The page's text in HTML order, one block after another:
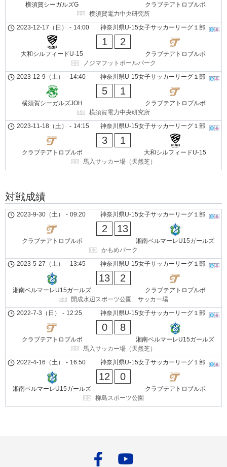
横須賀シーガルズG
クラブテアトロブルボ
横須賀電力中央研究所
神奈川県U-15女子サッカーリーグ１部
2023-12-17（日） - 14:00
大和シルフィードU-15
1 2
クラブテアトロブルボ
ノジマフットボールパーク
神奈川県U-15女子サッカーリーグ１部
2023-12-9（土） - 14:40
横須賀シーガルズJOH
5 1
クラブテアトロブルボ
横須賀電力中央研究所
神奈川県U-15女子サッカーリーグ１部
2023-11-18（土） - 14:15
クラブテアトロブルボ
3 1
大和シルフィードU-15
馬入サッカー場（天然芝）
対戦成績
神奈川県U-15女子サッカーリーグ１部
2023-9-30（土） - 09:20
クラブテアトロブルボ
2 13
湘南ベルマーレU15ガールズ
かもめパーク
神奈川県U-15女子サッカーリーグ１部
2023-5-27（土） - 13:45
湘南ベルマーレU15ガールズ
13 2
クラブテアトロブルボ
開成水辺スポーツ公園 サッカー場
神奈川県U-15女子サッカーリーグ１部
2022-7-3（日） - 12:25
クラブテアトロブルボ
0 8
湘南ベルマーレU15ガールズ
馬入サッカー場（天然芝）
神奈川県U-15女子サッカーリーグ１部
2022-4-16（土） - 16:50
湘南ベルマーレU15ガールズ
12 0
クラブテアトロブルボ
柳島スポーツ公園